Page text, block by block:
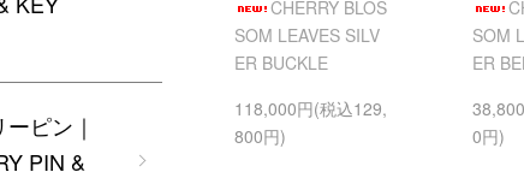
CHERRY BLOS
SOM LEAVES SILV
ER BUCKLE
118,000円(税込129,
800円)
SOM
ER
0円)
ピン｜
PIN &